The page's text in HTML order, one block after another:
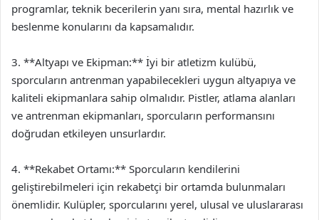
programlar, teknik becerilerin yanı sıra, mental hazırlık ve
beslenme konularını da kapsamalıdır.
3. **Altyapı ve Ekipman:** İyi bir atletizm kulübü,
sporcuların antrenman yapabilecekleri uygun altyapıya ve
kaliteli ekipmanlara sahip olmalıdır. Pistler, atlama alanları
ve antrenman ekipmanları, sporcuların performansını
doğrudan etkileyen unsurlardır.
4. **Rekabet Ortamı:** Sporcuların kendilerini
geliştirebilmeleri için rekabetçi bir ortamda bulunmaları
önemlidir. Kulüpler, sporcularını yerel, ulusal ve uluslararası